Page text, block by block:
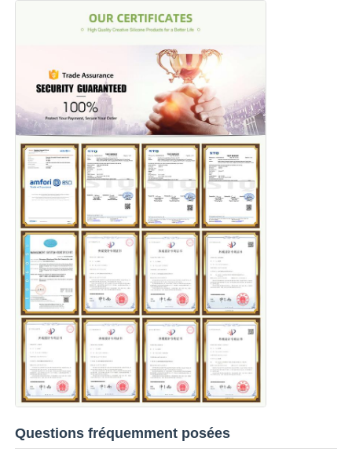
Questions fréquemment posées